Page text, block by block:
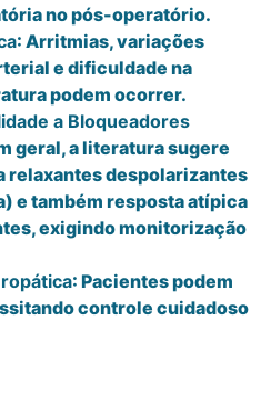
no pós-operatório.
: Arritmias, variações
e dificuldade na
podem ocorrer.
a Bloqueadores
geral, a literatura sugere
relaxantes despolarizantes
e também resposta atípica
exigindo monitorização
: Pacientes podem
controle cuidadoso